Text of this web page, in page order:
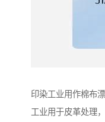
印染工业用作棉布
工业用于皮革处理